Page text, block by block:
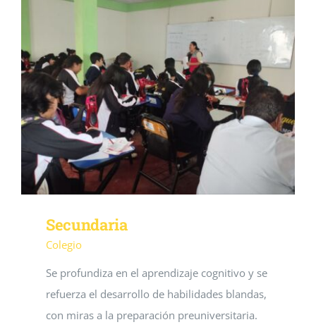
Secundaria
Colegio
Se profundiza en el aprendizaje cognitivo y se
refuerza el desarrollo de habilidades blandas,
con miras a la preparación preuniversitaria.